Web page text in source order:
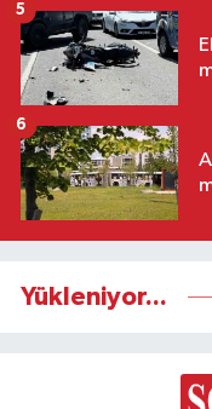
5
6
Yükleniyor...